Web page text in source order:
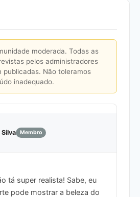
moderada. Todas as
pelos administradores
publicadas. Não toleramos
inadequado.
Silva Membro
tá super realista! Sabe, eu
pode mostrar a beleza do